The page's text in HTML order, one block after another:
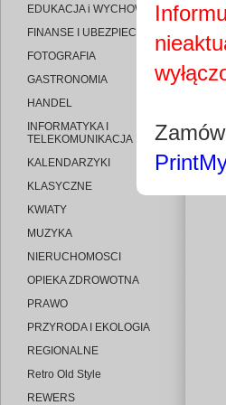
EDUKACJA i WYCHOWANIE
FINANSE I UBEZPIECZENIA
FOTOGRAFIA
GASTRONOMIA
HANDEL
INFORMATYKA I
TELEKOMUNIKACJA
KALENDARZYKI
KLASYCZNE
KWIATY
MUZYKA
NIERUCHOMOSCI
OPIEKA ZDROWOTNA
PRAWO
PRZYRODA I EKOLOGIA
REGIONALNE
Retro Old Style
REWERS